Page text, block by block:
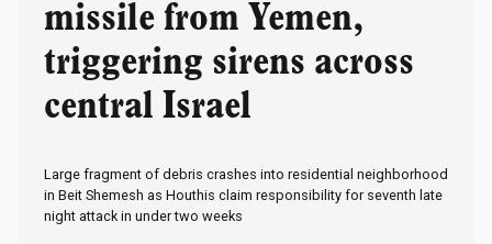
missile from Yemen,
triggering sirens across
central Israel
Large fragment of debris crashes into residential neighborhood
in Beit Shemesh as Houthis claim responsibility for seventh late
night attack in under two weeks